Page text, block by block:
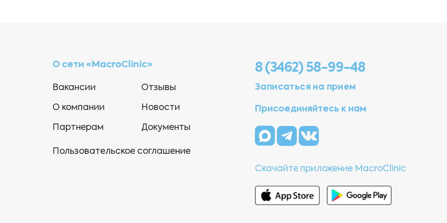
О сети «MacroClinic»
Вакансии
О компании
Партнерам
Отзывы
Новости
Документы
Пользовательское соглашение
8 (3462) 58-99-48
Записаться на прием
Присоединяйтесь к нам
Скачайте приложение MacroClinic